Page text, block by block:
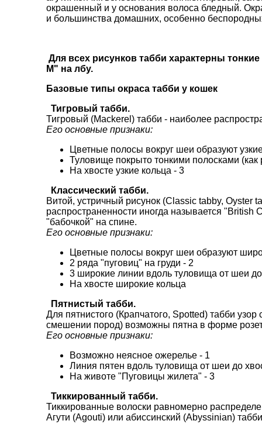
окрашенный и у основания волоса бледный.
и большинства домашних, особенно
Для всех рисунков табби характерны
М" на лбу.
Базовые типы окраса табби у кошек
Тигровый табби.
Тигровый (Mackerel) табби - наиболее
Его основные признаки:
Цветные полосы вокруг шеи образуют
Туловище покрыто тонкими полосками
На хвосте узкие кольца - 3
Классический табби.
Витой, устричный рисунок (Classic tabby, Oyster
распространенности иногда называется "British
"бабочкой" на спине.
Его основные признаки:
Цветные полосы вокруг шеи образуют
2 ряда "пуговиц" на груди - 2
3 широкие линии вдоль туловища от шеи до
На хвосте широкие кольца
Пятнистый табби.
Для пятнистого (Крапчатого, Spotted) табби
смешении пород) возможны пятна в форме
Его основные признаки:
Возможно неясное ожерелье - 1
Линия пятен вдоль туловища от шеи до
На животе "Пуговицы жилета" - 3
Тиккированный табби.
Тиккированные волоски равномерно
Агути (Agouti) или абиссинский (Abyssinian)